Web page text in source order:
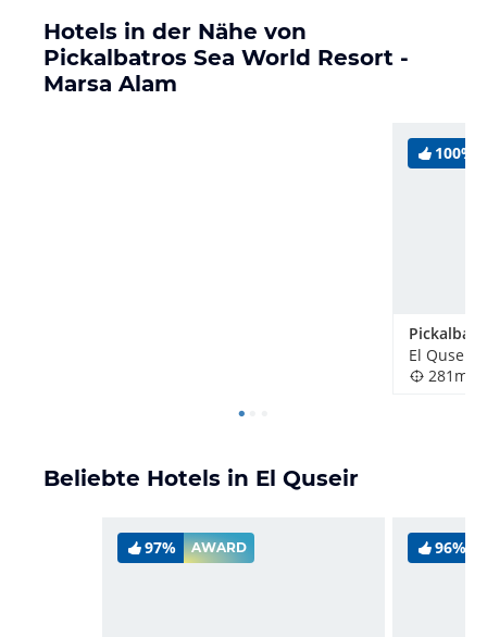
Hotels in der Nähe von
Pickalbatros Sea World Resort -
Marsa Alam
100%
El Quseir,
281m
Beliebte Hotels in El Quseir
97% AWARD 96%